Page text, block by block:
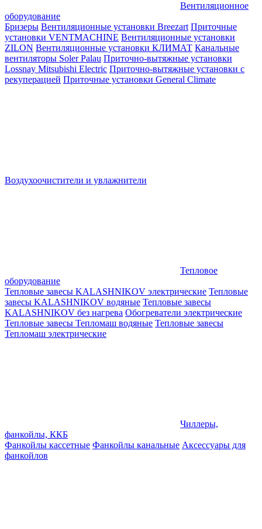
Вентиляционное
оборудование
Бризеры Вентиляционные установки Breezart Приточные
установки VENTMACHINE Вентиляционные установки
ZILON Вентиляционные установки КЛИМАТ Канальные
вентиляторы Soler Palau Приточно-вытяжные установки
Lossnay Mitsubishi Electric Приточно-вытяжные установки с
рекуперацией Приточные установки General Climate
Воздухоочистители и увлажнители
Тепловое
оборудование
Тепловые завесы KALASHNIKOV электрические Тепловые
завесы KALASHNIKOV водяные Тепловые завесы
KALASHNIKOV без нагрева Обогреватели электрические
Тепловые завесы Тепломаш водяные Тепловые завесы
Тепломаш электрические
Чиллеры,
фанкойлы, ККБ
Фанкойлы кассетные Фанкойлы канальные Аксессуары для
фанкойлов